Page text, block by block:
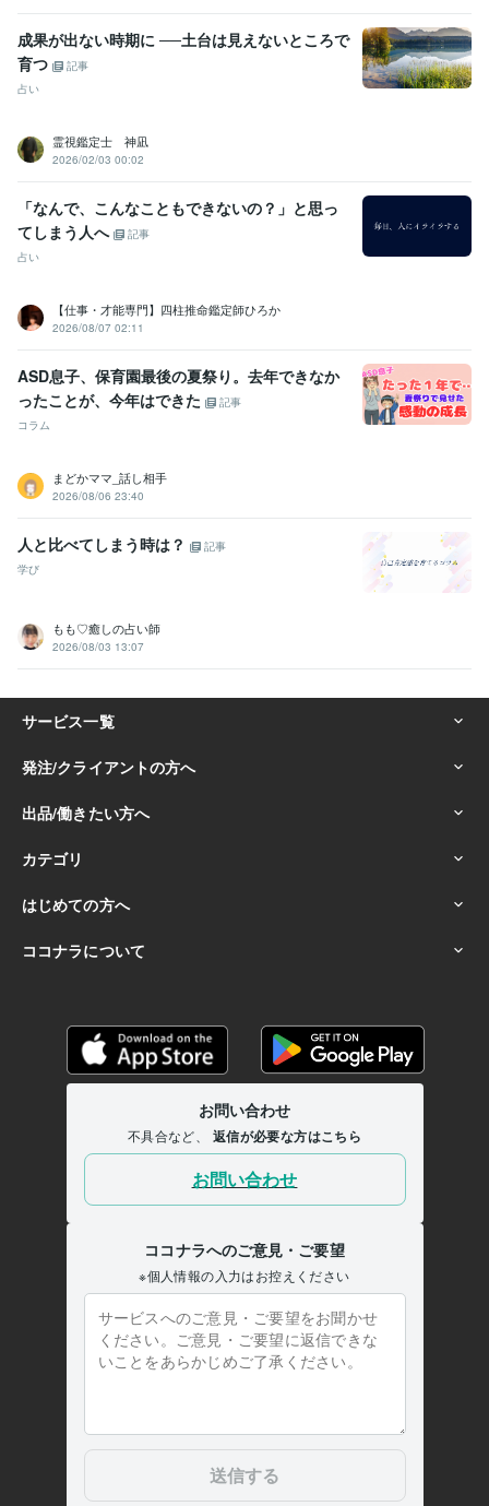
Excel:10年Numbers:2年PowerPoint:10年Word:10年
Google ドキュメント:2年
Canva:4年
WordPress:1年
freee:2年
その他ツール
話し相手・お悩み相談:10年
得意分野
悩み相談・カウンセリング 【お悩み相談・雑談・話し相手】 【恋愛
相談、恋活】
コーチング 教育
語学力
英語 日常会話レベル
成果が出ない時期に ──土台は見えないところで
育つ
記事
占い
霊視鑑定士 神凪
2026/02/03 00:02
「なんで、こんなこともできないの？」と思っ
てしまう人へ
記事
占い
【仕事・才能専門】四柱推命鑑定師ひろか
2026/08/07 02:11
ASD息子、保育園最後の夏祭り。去年できなか
ったことが、今年はできた
記事
コラム
まどかママ_話し相手
2026/08/06 23:40
人と比べてしまう時は？
記事
学び
もも♡癒しの占い師
2026/08/03 13:07